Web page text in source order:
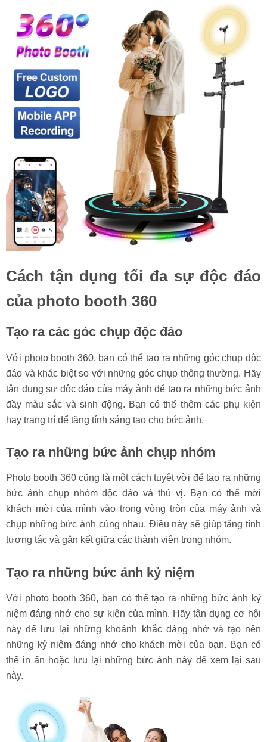
Cách tận dụng tối đa sự độc đáo
của photo booth 360
Tạo ra các góc chụp độc đáo
Với photo booth 360, bạn có thể tạo ra những góc chụp độc
đáo và khác biệt so với những góc chụp thông thường. Hãy
tận dụng sự độc đáo của máy ảnh để tạo ra những bức ảnh
đầy màu sắc và sinh động. Bạn có thể thêm các phụ kiện
hay trang trí để tăng tính sáng tạo cho bức ảnh.
Tạo ra những bức ảnh chụp nhóm
Photo booth 360 cũng là một cách tuyệt vời để tạo ra những
bức ảnh chụp nhóm độc đáo và thú vị. Bạn có thể mời
khách mời của mình vào trong vòng tròn của máy ảnh và
chụp những bức ảnh cùng nhau. Điều này sẽ giúp tăng tính
tương tác và gắn kết giữa các thành viên trong nhóm.
Tạo ra những bức ảnh kỷ niệm
Với photo booth 360, bạn có thể tạo ra những bức ảnh kỷ
niệm đáng nhớ cho sự kiện của mình. Hãy tận dụng cơ hội
này để lưu lại những khoảnh khắc đáng nhớ và tạo nên
những kỷ niệm đáng nhớ cho khách mời của bạn. Bạn có
thể in ấn hoặc lưu lại những bức ảnh này để xem lại sau
này.